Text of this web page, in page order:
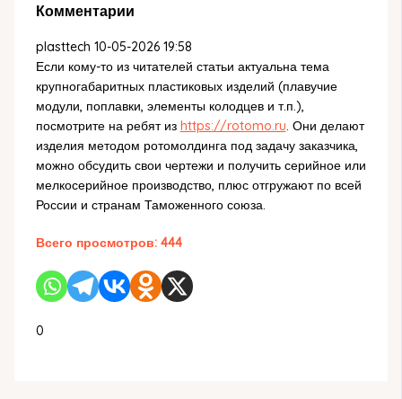
Комментарии
plasttech 10-05-2026 19:58
Если кому-то из читателей статьи актуальна тема
крупногабаритных пластиковых изделий (плавучие
модули, поплавки, элементы колодцев и т.п.),
посмотрите на ребят из https://rotomo.ru. Они делают
изделия методом ротомолдинга под задачу заказчика,
можно обсудить свои чертежи и получить серийное или
мелкосерийное производство, плюс отгружают по всей
России и странам Таможенного союза.
Всего просмотров: 444
0